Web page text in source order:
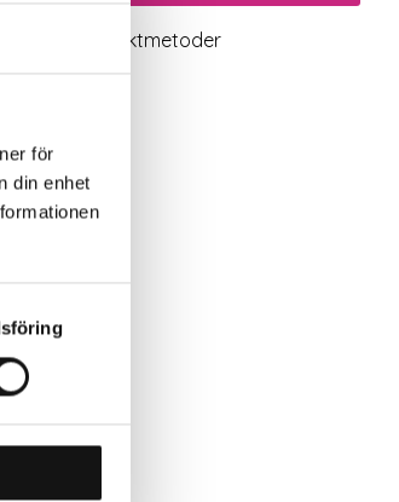
för
din enhet
Valbara fraktmetoder